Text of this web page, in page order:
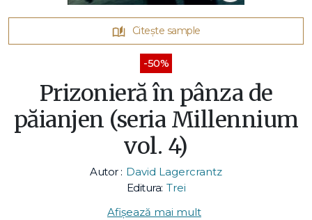
Citește sample
-50%
Prizonieră în pânza de
păianjen (seria Millennium
vol. 4)
Autor : David Lagercrantz
Editura: Trei
Afișează mai mult